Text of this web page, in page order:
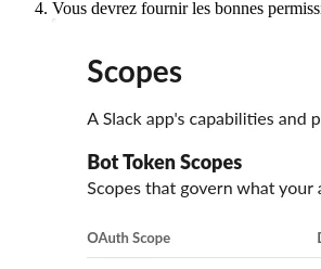
Vous devrez fournir les bonnes